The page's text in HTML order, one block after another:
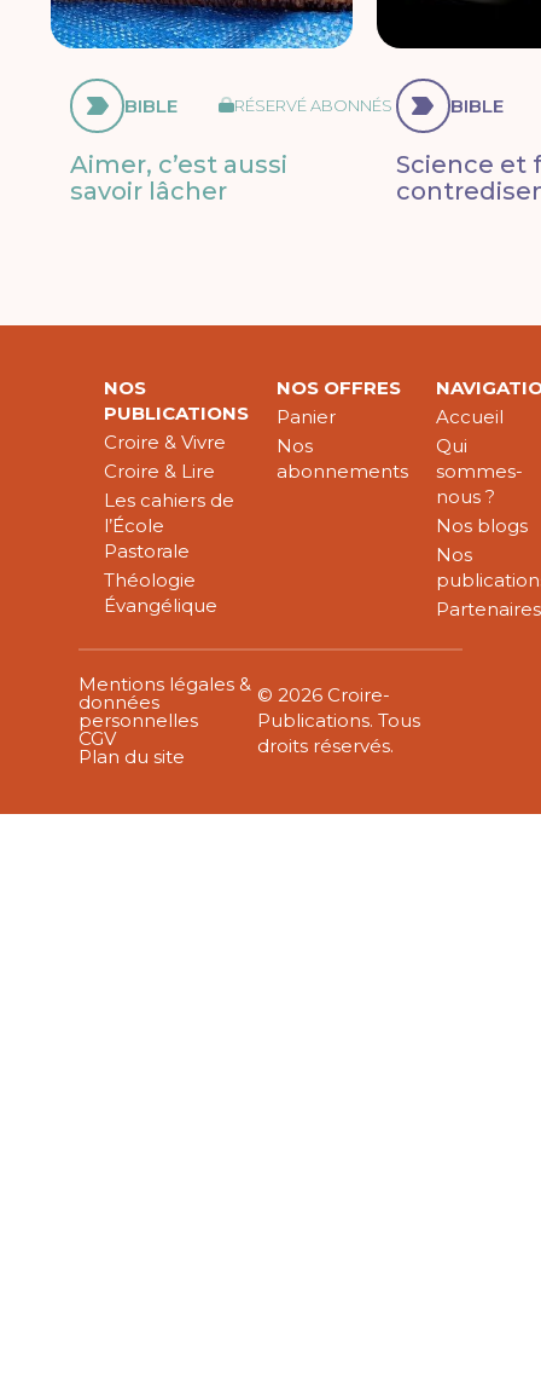
BIBLE RÉSERVÉ ABONNÉS
Aimer, c’est aussi
savoir lâcher
BIBLE
Science et
NOS
PUBLICATIONS
Croire & Vivre
Croire & Lire
Les cahiers de
l’École
Pastorale
Théologie
Évangélique
NOS OFFRES
Panier
Nos
abonnements
Accueil
Qui
sommes-
nous ?
Nos blogs
Nos
Partenaires
Mentions légales &
données
personnelles
CGV
Plan du site
© 2026 Croire-
Publications. Tous
droits réservés.